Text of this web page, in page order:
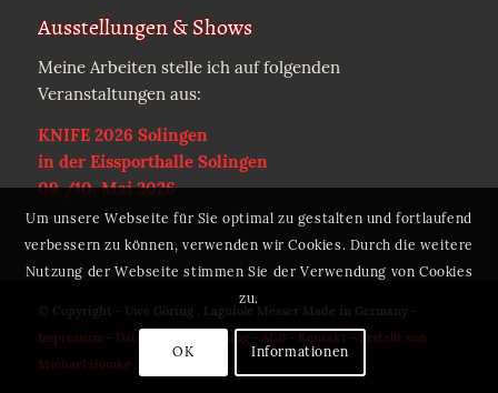
Ausstellungen & Shows
Meine Arbeiten stelle ich auf folgenden
Veranstaltungen aus:
KNIFE 2026 Solingen
in der Eissporthalle Solingen
09./10. Mai 2026
© Copyright - Uwe Göring . Laguiole Messer Made in Germany -
Impressum- Datenschutzerklärung- AGB- Kontakt
Erstellt von
Michael Hömke
Um unsere Webseite für Sie optimal zu gestalten und fortlaufend
verbessern zu können, verwenden wir Cookies. Durch die weitere
Nutzung der Webseite stimmen Sie der Verwendung von Cookies
zu.
OK Informationen